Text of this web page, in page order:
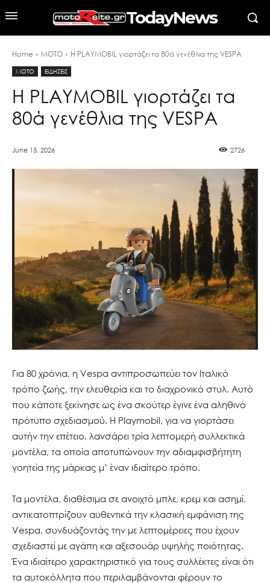
TodayNews
Home MOTO Η PLAYMOBIL γιορτάζει τα 80ά γενέθλια της VESPA
MOTO ΕΙΔΗΣΕΙΣ
Η PLAYMOBIL γιορτάζει τα
80ά γενέθλια της VESPA
June 15, 2026 2726
Για 80 χρόνια, η Vespa αντιπροσωπεύει τον Ιταλικό
τρόπο ζωής, την ελευθερία και το διαχρονικό στυλ. Αυτό
που κάποτε ξεκίνησε ως ένα σκούτερ έγινε ένα αληθινό
πρότυπο σχεδιασμού. Η Playmobil, για να γιορτάσει
αυτήν την επέτειο, λανσάρει τρία λεπτομερή συλλεκτικά
μοντέλα, τα οποία αποτυπώνουν την αδιαμφισβήτητη
γοητεία της μάρκας μ’ έναν ιδιαίτερο τρόπο.
Τα μοντέλα, διαθέσιμα σε ανοιχτό μπλε, κρεμ και ασημί,
αντικατοπτρίζουν αυθεντικά την κλασική εμφάνιση της
Vespa, συνδυάζοντάς την με λεπτομέρειες που έχουν
σχεδιαστεί με αγάπη και αξεσουάρ υψηλής ποιότητας.
Ένα ιδιαίτερο χαρακτηριστικό για τους συλλέκτες είναι ότι
τα αυτοκόλλητα που περιλαμβάνονται φέρουν το